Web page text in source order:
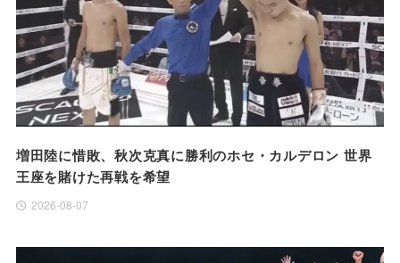
増田陸に惜敗、秋次克真に勝利のホセ・カルデロン 世界
王座を賭けた再戦を希望
2026-08-07